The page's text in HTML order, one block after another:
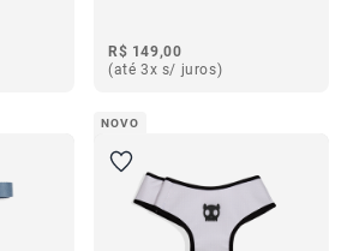
R$ 149,00
(até 3x s/ juros)
NOVO